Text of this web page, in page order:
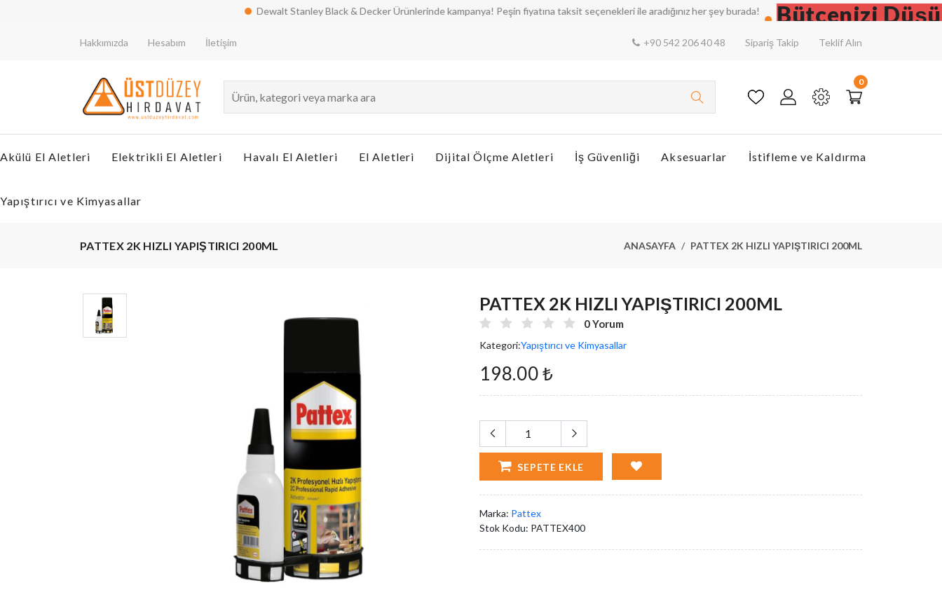
Dewalt Stanley Black & Decker Ürünlerinde kampanya! Peşin fiyatına taksit seçenekleri ile aradığınız her şey burada! Bütçenizi
Hakkımızda Hesabım İletişim +90 542 206 40 48 Sipariş Takip Teklif Alın
0
Akülü El Aletleri Elektrikli El Aletleri Havalı El Aletleri El Aletleri Dijital Ölçme Aletleri İş Güvenliği Aksesuarlar İstifleme ve Kaldırma
Yapıştırıcı ve Kimyasallar
PATTEX 2K HIZLI YAPIŞTIRICI 200ML ANASAYFA PATTEX 2K HIZLI YAPIŞTIRICI 200ML
PATTEX 2K HIZLI YAPIŞTIRICI 200ML
0 Yorum
Kategori:Yapıştırıcı ve Kimyasallar
198.00 ₺
SEPETE EKLE
Marka: Pattex
Stok Kodu: PATTEX400